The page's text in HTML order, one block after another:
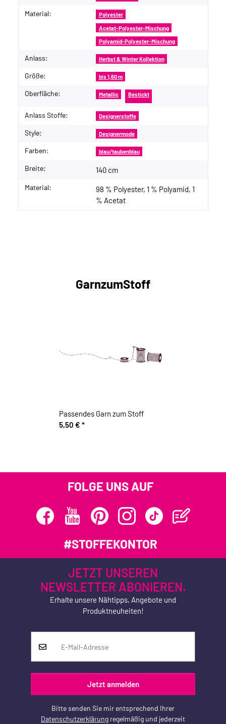
Material: Polyester
Acetat-Polyester-Mischung
Polyamid-Polyester-Mischung
Anlass: Herbst & Winter Kollektion
Größe: bis 1,60 m
Oberfläche: Metallic Bestickt
Anlass Stoffe: Designerstoffe
Style: Designermode
Farben: blau/taubenblau
Breite: 140 cm
Material:
98 % Polyester, 1 % Polyamid, 1
% Acetat
GarnzumStoff
Passendes Garn zum Stoff
5,50 € *
FOLGE UNS AUF
#STOFFEKONTOR
JETZT UNSEREN
NEWSLETTER ABONIEREN.
Erhalte unsere Nähtipps, Angebote und
Produktneuheiten!
Jetzt anmelden
Bitte senden Sie mir entsprechend Ihrer
Datenschutzerklärung regelmäßig und jederzeit